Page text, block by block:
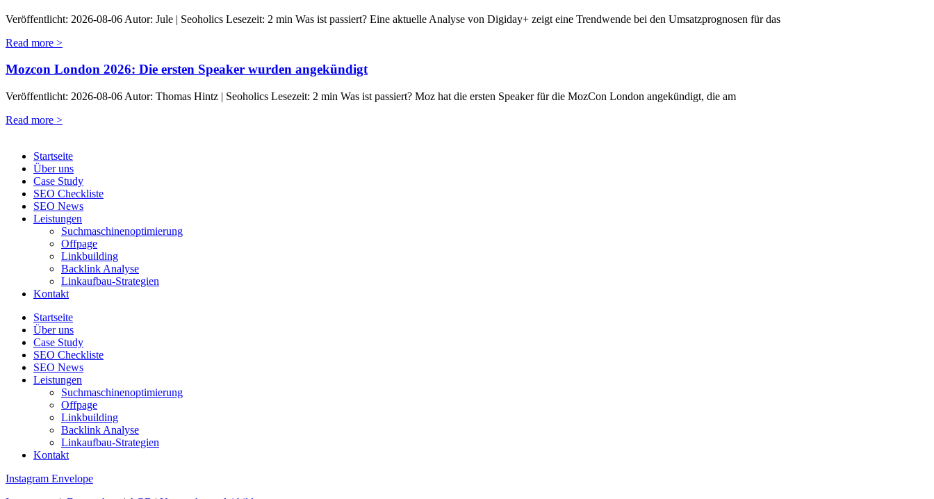
Veröffentlicht: 2026-08-06 Autor: Jule | Seoholics Lesezeit: 2 min Was ist passiert? Eine aktuelle Analyse von Digiday+ zeigt eine Trendwende bei den Umsatzprognosen für das
Read more >
Mozcon London 2026: Die ersten Speaker wurden angekündigt
Veröffentlicht: 2026-08-06 Autor: Thomas Hintz | Seoholics Lesezeit: 2 min Was ist passiert? Moz hat die ersten Speaker für die MozCon London angekündigt, die am
Read more >
Startseite
Über uns
Case Study
SEO Checkliste
SEO News
Leistungen
Suchmaschinenoptimierung
Offpage
Linkbuilding
Backlink Analyse
Linkaufbau-Strategien
Kontakt
Startseite
Über uns
Case Study
SEO Checkliste
SEO News
Leistungen
Suchmaschinenoptimierung
Offpage
Linkbuilding
Backlink Analyse
Linkaufbau-Strategien
Kontakt
Instagram Envelope